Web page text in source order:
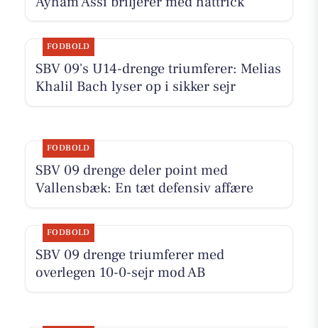
FODBOLD
SBV 09's U14-drenge triumferer: Melias
Khalil Bach lyser op i sikker sejr
FODBOLD
SBV 09 drenge deler point med
Vallensbæk: En tæt defensiv affære
FODBOLD
SBV 09 drenge triumferer med
overlegen 10-0-sejr mod AB